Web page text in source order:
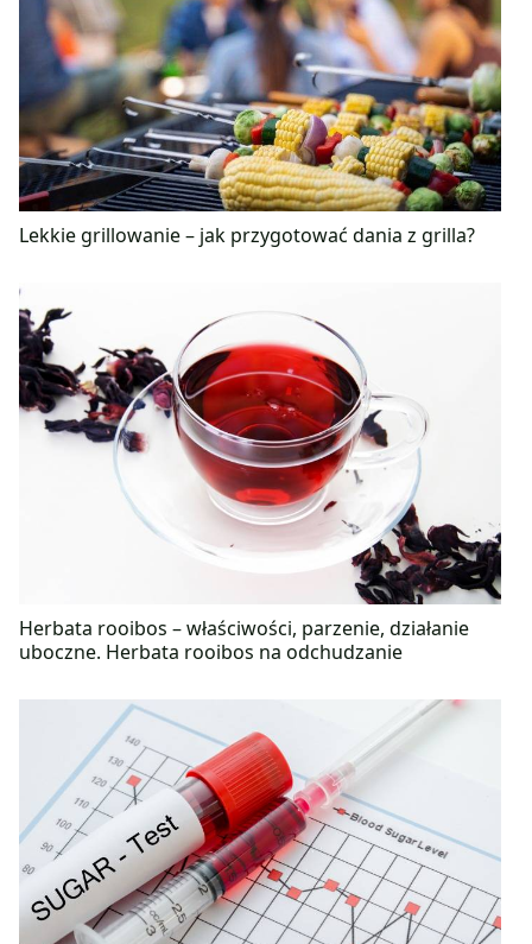
Lekkie grillowanie – jak przygotować dania z grilla?
Herbata rooibos – właściwości, parzenie, działanie
uboczne. Herbata rooibos na odchudzanie